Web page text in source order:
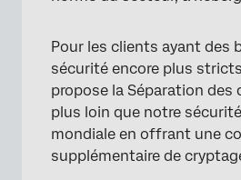
Pour les clients ayant des
sécurité encore plus
propose la Séparation des
plus loin que notre
mondiale en offrant une
supplémentaire de